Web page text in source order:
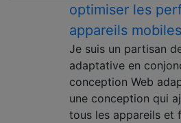
optimiser les
appareils
Je suis un partisan
adaptative en
conception Web
une conception qui
tous les appareils et